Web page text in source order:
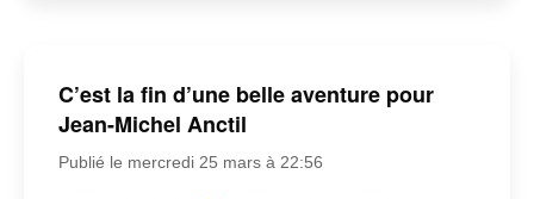
C’est la fin d’une belle aventure pour
Jean-Michel Anctil
Publié le mercredi 25 mars à 22:56